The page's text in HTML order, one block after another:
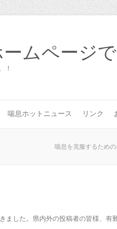
ムページ
！
喘息ホットニュース リンク
喘息を克服するため
した。県内外の投稿者の皆様、有